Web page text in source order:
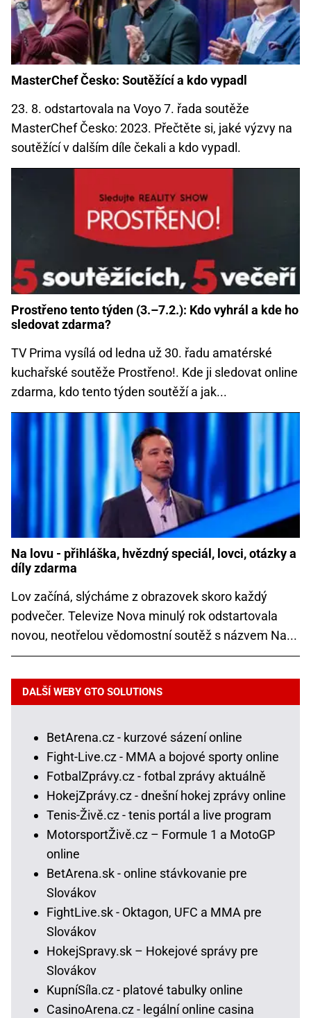
MasterChef Česko: Soutěžící a kdo vypadl
23. 8. odstartovala na Voyo 7. řada soutěže
MasterChef Česko: 2023. Přečtěte si, jaké výzvy na
soutěžící v dalším díle čekali a kdo vypadl.
Prostřeno tento týden (3.–7.2.): Kdo vyhrál a kde ho
sledovat zdarma?
TV Prima vysílá od ledna už 30. řadu amatérské
kuchařské soutěže Prostřeno!. Kde ji sledovat online
zdarma, kdo tento týden soutěží a jak...
Na lovu - přihláška, hvězdný speciál, lovci, otázky a
díly zdarma
Lov začíná, slýcháme z obrazovek skoro každý
podvečer. Televize Nova minulý rok odstartovala
novou, neotřelou vědomostní soutěž s názvem Na...
DALŠÍ WEBY GTO SOLUTIONS
BetArena.cz - kurzové sázení online
Fight-Live.cz - MMA a bojové sporty online
FotbalZprávy.cz - fotbal zprávy aktuálně
HokejZprávy.cz - dnešní hokej zprávy online
Tenis-Živě.cz - tenis portál a live program
MotorsportŽivě.cz – Formule 1 a MotoGP
online
BetArena.sk - online stávkovanie pre
Slovákov
FightLive.sk - Oktagon, UFC a MMA pre
Slovákov
HokejSpravy.sk – Hokejové správy pre
Slovákov
KupníSíla.cz - platové tabulky online
CasinoArena.cz - legální online casina